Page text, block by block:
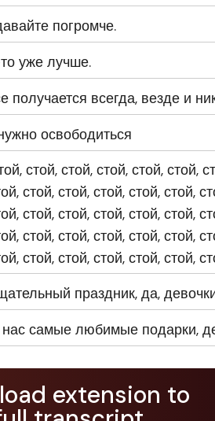
погромче.
уже лучше.
получается всегда, везде и
освободиться
стой, стой, стой, стой, стой,
стой, стой, стой, стой, стой,
стой, стой, стой, стой, стой,
стой, стой, стой, стой, стой,
стой, стой, стой, стой, стой,
праздник, да,
нас самые любимые подарки,
extension to